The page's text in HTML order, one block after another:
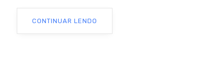
CONTINUAR LENDO